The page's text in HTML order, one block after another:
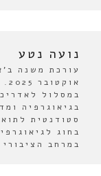
נועה נטע
במסלול
בגיאוגרפיה
סטודנטית
בחוג
במרחב